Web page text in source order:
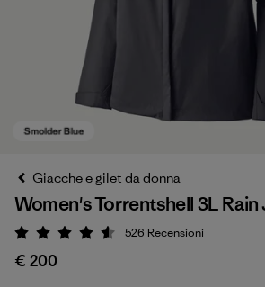
Giacche e gilet da donna
Women's Torrentshell 3L
Valutazione: 4.6 / 5
526 Recensioni
€ 200